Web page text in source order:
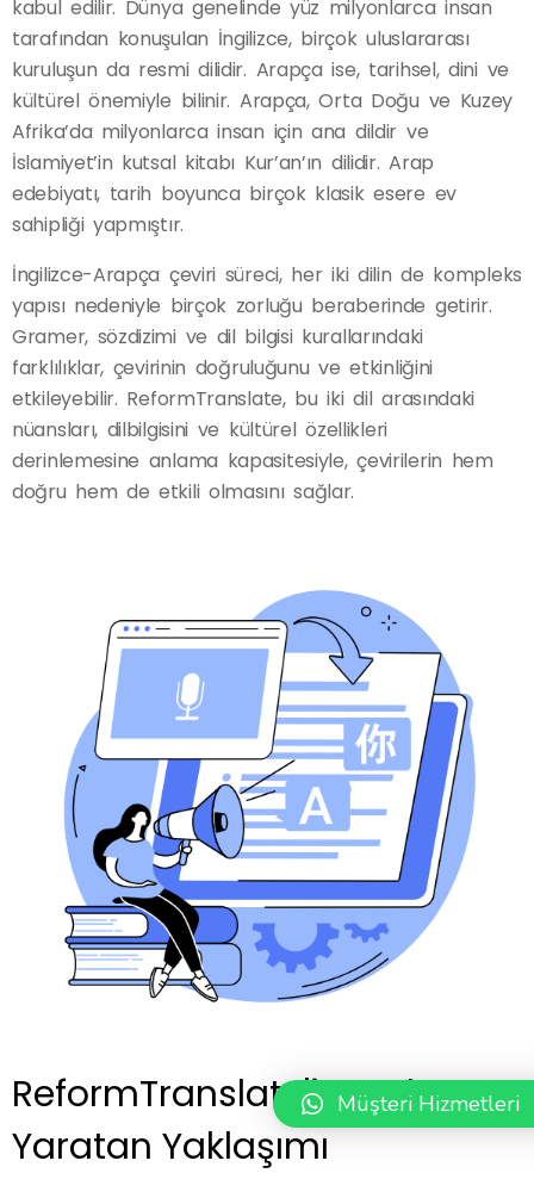
kabul edilir. Dünya genelinde yüz milyonlarca insan
tarafından konuşulan İngilizce, birçok uluslararası
kuruluşun da resmi dilidir. Arapça ise, tarihsel, dini ve
kültürel önemiyle bilinir. Arapça, Orta Doğu ve Kuzey
Afrika’da milyonlarca insan için ana dildir ve
İslamiyet’in kutsal kitabı Kur’an’ın dilidir. Arap
edebiyatı, tarih boyunca birçok klasik esere ev
sahipliği yapmıştır.
İngilizce-Arapça çeviri süreci, her iki dilin de kompleks
yapısı nedeniyle birçok zorluğu beraberinde getirir.
Gramer, sözdizimi ve dil bilgisi kurallarındaki
farklılıklar, çevirinin doğruluğunu ve etkinliğini
etkileyebilir. ReformTranslate, bu iki dil arasındaki
nüansları, dilbilgisini ve kültürel özellikleri
derinlemesine anlama kapasitesiyle, çevirilerin hem
doğru hem de etkili olmasını sağlar.
ReformTranslate'in Fark
Yaratan Yaklaşımı
Müşteri Hizmetleri